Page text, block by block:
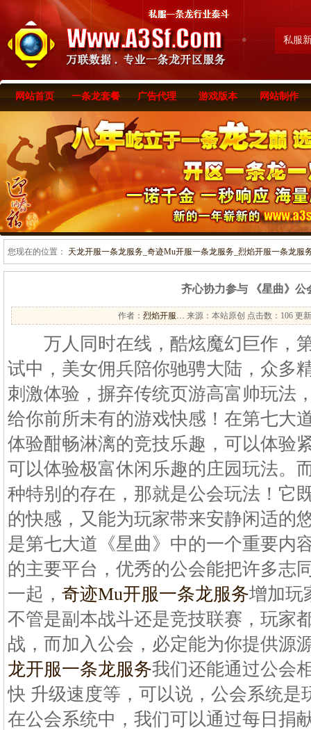
私服
网站首页 一条龙套餐 广告代理 游戏版本 网站制作
您现在的位置： 天龙开服一条龙服务_奇迹Mu开服一条龙服务_烈焰开服一条龙服
齐心协力参与 《星曲》公
作者： 烈焰开服… 来源：本站原创 点击数： 106 更
万人同时在线，酷炫魔幻巨作，
试中，美女佣兵陪你驰骋大陆，众多
刺激体验，摒弃传统页游高富帅玩法
给你前所未有的游戏快感！在第七大
体验酣畅淋漓的竞技乐趣，可以体验
可以体验极富休闲乐趣的庄园玩法。
种特别的存在，那就是公会玩法！它
的快感，又能为玩家带来安静闲适的
是第七大道《星曲》中的一个重要内
的主要平台，优秀的公会能把许多志
一起， 奇迹Mu开服一条龙服务增加玩
不管是副本战斗还是竞技联赛，玩家
战，而加入公会，必定能为你提供源
龙开服一条龙服务我们还能通过公会
快 升级速度等，可以说，公会系统是
在公会系统中，我们可以通过每日捐